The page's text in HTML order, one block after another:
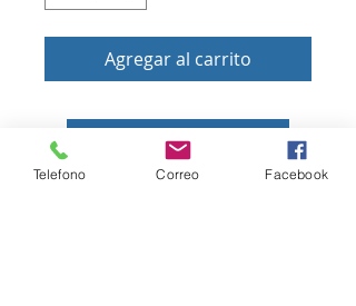
Agregar al carrito
Volver a tienda
Telefono Correo Facebook